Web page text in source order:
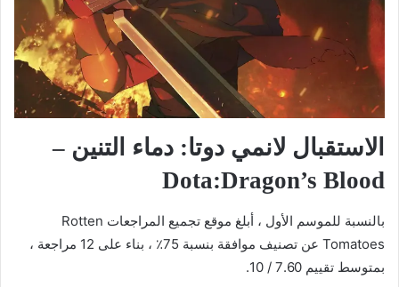
الاستقبال لانمي دوتا: دماء التنين –
Dota:Dragon’s Blood
بالنسبة للموسم الأول ، أبلغ موقع تجميع المراجعات Rotten
Tomatoes عن تصنيف موافقة بنسبة 75٪ ، بناء على 12 مراجعة ،
بمتوسط تقييم 7.60 / 10.